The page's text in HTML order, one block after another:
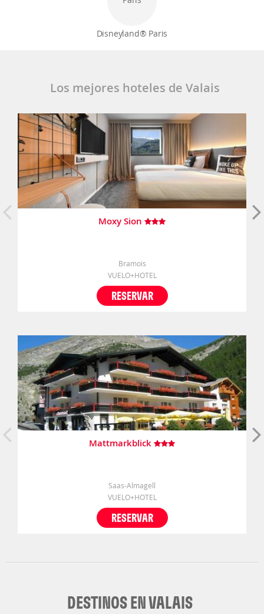
Disneyland® Paris
Los mejores hoteles de Valais
Moxy Sion
Bramois
VUELO+HOTEL
RESERVAR
Mattmarkblick
Saas-Almagell
VUELO+HOTEL
RESERVAR
DESTINOS EN VALAIS